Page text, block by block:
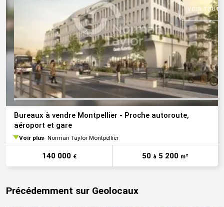
VOIR
Bureaux à vendre Montpellier - Proche autoroute,
aéroport et gare
Voir plus Norman Taylor Montpellier
140 000 € 50 à 5 200 m²
Précédemment sur Geolocaux